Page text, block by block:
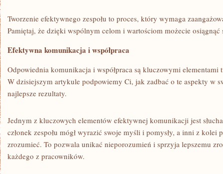
Tworzenie ⁤efektywnego zespołu to proces, który ⁣wymaga
Pamiętaj, że dzięki wspólnym celom i wartościom możecie
Efektywna komunikacja i współpraca
Odpowiednia komunikacja i współpraca są ‍kluczowymi elementami
W dzisiejszym artykule podpowiemy⁢ Ci, jak zadbać o ​te aspekty w
najlepsze rezultaty.
Jednym z kluczowych elementów ‌efektywnej komunikacji jest
członek zespołu mógł wyrazić swoje myśli i pomysły, a inni z kolei
zrozumieć. ⁢To pozwala ⁢unikać nieporozumień i sprzyja lepszemu
każdego z pracowników.